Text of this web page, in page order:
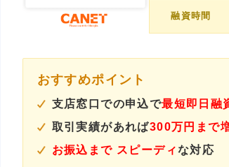
融資時間
おすすめポイント
支店窓口での申込で最短即日融
取引実績があれば300万円まで
お振込まで スピーディな対応